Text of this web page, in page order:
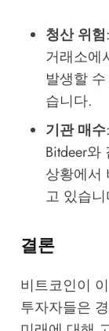
청산 위험
거래소에
발생할
습니다.
기관 매수
Bitdeer와
상황에서
고 있습
결론
비트코인이
투자자들은